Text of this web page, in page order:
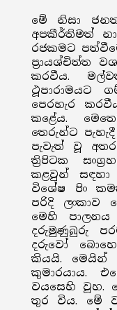
මේ නිසා
අපකීර්තිමත්
රජකමට
ප්‍රායශ්චිත්ත
කරවීය.
ථූපාරාමයට
පෙරහැර
කළේය.
තෙරුන්ට
පැවැත් වූ
ත්‍රිපිටක
කළවුන් සඳහා
විශේෂ පිං
පරිදි
මෙහි
දරුමුණුබුරු
දරුවෝ
කියයි. මෙයින්
කුමාරයාය.
වයසෙහි වූහ.
තුර විය. මේ